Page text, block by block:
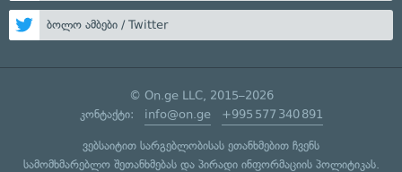
ბოლო ამბები / Twitter
© On.ge LLC, 2015–2026
კონტაქტი: info@on.ge +995 577 340 891
ვებსაიტით სარგებლობისას ეთანხმებით ჩვენს
სამომხმარებლო შეთანხმებასდა პირადი ინფორმაციის პოლიტიკას.